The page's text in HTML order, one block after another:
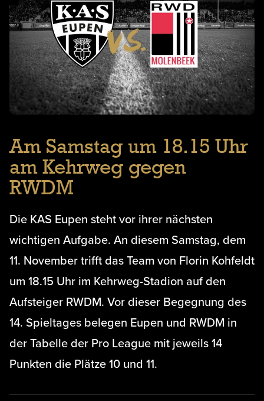
Am Samstag um 18.15 Uhr
am Kehrweg gegen
RWDM
Die KAS Eupen steht vor ihrer nächsten
wichtigen Aufgabe. An diesem Samstag, dem
11. November trifft das Team von Florin Kohfeldt
um 18.15 Uhr im Kehrweg-Stadion auf den
Aufsteiger RWDM. Vor dieser Begegnung des
14. Spieltages belegen Eupen und RWDM in
der Tabelle der Pro League mit jeweils 14
Punkten die Plätze 10 und 11.